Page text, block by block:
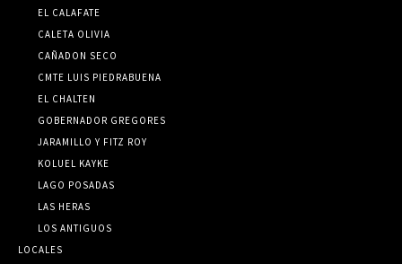
EL CALAFATE
CALETA OLIVIA
CAÑADON SECO
CMTE LUIS PIEDRABUENA
EL CHALTEN
GOBERNADOR GREGORES
JARAMILLO Y FITZ ROY
KOLUEL KAYKE
LAGO POSADAS
LAS HERAS
LOS ANTIGUOS
LOCALES